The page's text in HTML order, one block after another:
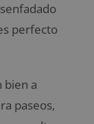
perfecto
bien a
paseos,